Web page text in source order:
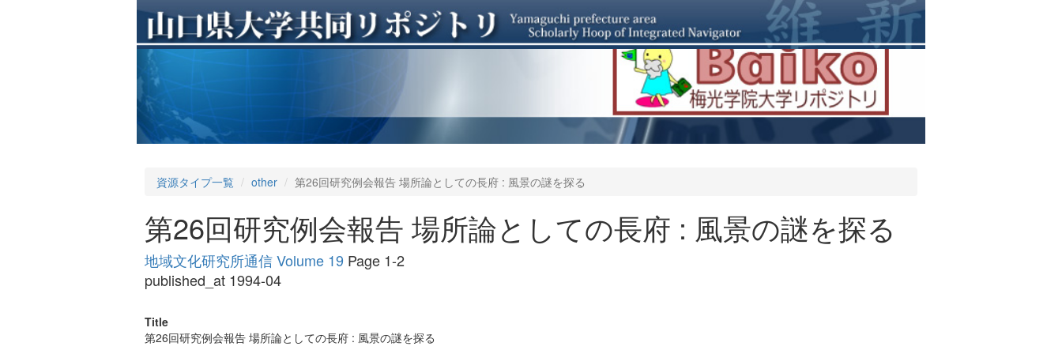
資源タイプ一覧 other 第26回研究例会報告 場所論としての長府 : 風景の謎を探る
第26回研究例会報告 場所論としての長府 : 風景の謎を探る
地域文化研究所通信 Volume 19 Page 1-2
published_at 1994-04
Title
第26回研究例会報告 場所論としての長府 : 風景の謎を探る